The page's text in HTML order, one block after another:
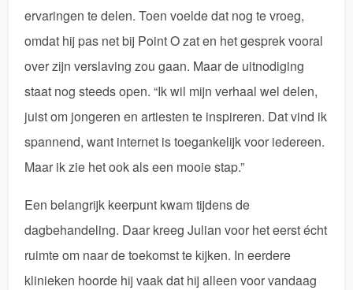
ervaringen te delen. Toen voelde dat nog te vroeg,
omdat hij pas net bij Point O zat en het gesprek vooral
over zijn verslaving zou gaan. Maar de uitnodiging
staat nog steeds open. “Ik wil mijn verhaal wel delen,
juist om jongeren en artiesten te inspireren. Dat vind ik
spannend, want internet is toegankelijk voor iedereen.
Maar ik zie het ook als een mooie stap.”
Een belangrijk keerpunt kwam tijdens de
dagbehandeling. Daar kreeg Julian voor het eerst écht
ruimte om naar de toekomst te kijken. In eerdere
klinieken hoorde hij vaak dat hij alleen voor vandaag